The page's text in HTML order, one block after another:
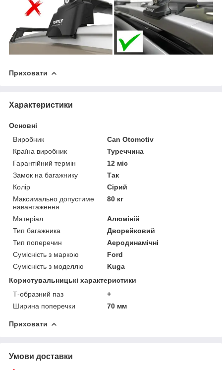
Приховати
Характеристики
Основні
Виробник
Can Otomotiv
Країна виробник
Туреччина
Гарантійний термін
12 міс
Замок на багажнику
Так
Колір
Сірий
Максимально допустиме
навантаження
80 кг
Матеріал
Алюміній
Тип багажника
Дворейковий
Тип поперечин
Аеродинамічні
Сумісність з маркою
Ford
Сумісність з моделлю
Kuga
Користувальницькі характеристики
Т-образний паз
+
Ширина поперечки
70 мм
Приховати
Умови доставки